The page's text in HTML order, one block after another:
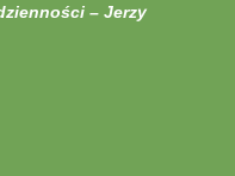
– Jerzy